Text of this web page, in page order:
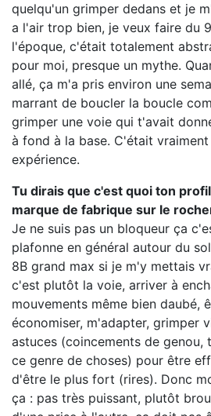
quelqu'un grimper dedans et je
a l'air trop bien, je veux faire du
l'époque, c'était totalement
pour moi, presque un mythe.
allé, ça m'a pris environ une
marrant de boucler la boucle
grimper une voie qui t'avait
à fond à la base. C'était
expérience.
Tu dirais que c'est quoi ton
marque de fabrique sur le
Je ne suis pas un bloqueur ça
plafonne en général autour du
8B grand max si je m'y mettais
c'est plutôt la voie, arriver à
mouvements même bien daubé,
économiser, m'adapter, grimper
astuces (coincements de genou,
ce genre de choses) pour être
d'être le plus fort (rires). Donc
ça : pas très puissant, plutôt